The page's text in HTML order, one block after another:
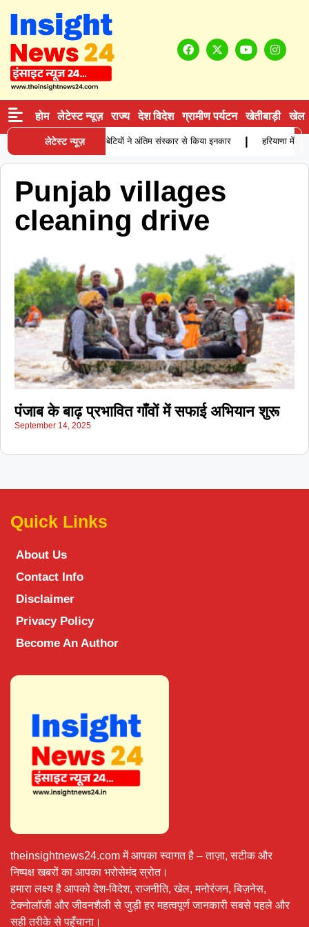
होम लेटेस्ट न्यूज़ राज्य देश विदेश ग्रामीण पर्यटन खेतीबाड़ी खेल
लेटेस्ट न्यूज़
में बुजुर्ग कारोबारी की मौत, बेटियों ने अंतिम संस्कार से किया इनकार हरियाणा में
Punjab villages
cleaning drive
पंजाब के बाढ़ प्रभावित गाँवों में सफाई अभियान शुरू
September 14, 2025
Quick Links
About Us
Contact Info
Disclaimer
Privacy Policy
Become An Author
theinsightnews24.com में आपका स्वागत है – ताज़ा, सटीक और
निष्पक्ष खबरों का आपका भरोसेमंद स्रोत।
हमारा लक्ष्य है आपको देश-विदेश, राजनीति, खेल, मनोरंजन, बिज़नेस,
टेक्नोलॉजी और जीवनशैली से जुड़ी हर महत्वपूर्ण जानकारी सबसे पहले और
सही तरीके से पहुँचाना।